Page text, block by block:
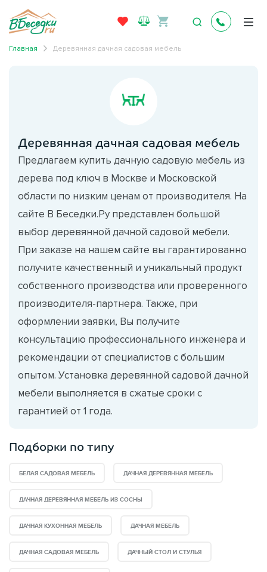
Главная Деревянная дачная садовая мебель
Деревянная дачная садовая мебель
Предлагаем купить дачную садовую мебель из
дерева под ключ в Москве и Московской
области по низким ценам от производителя. На
сайте В Беседки.Ру представлен большой
выбор деревянной дачной садовой мебели.
При заказе на нашем сайте вы гарантированно
получите качественный и уникальный продукт
собственного производства или проверенного
производителя-партнера. Также, при
оформлении заявки, Вы получите
консультацию профессионального инженера и
рекомендации от специалистов с большим
опытом. Установка деревянной садовой дачной
мебели выполняется в сжатые сроки с
гарантией от 1 года.
Подборки по типу
БЕЛАЯ САДОВАЯ МЕБЕЛЬ ДАЧНАЯ ДЕРЕВЯННАЯ МЕБЕЛЬ
ДАЧНАЯ ДЕРЕВЯННАЯ МЕБЕЛЬ ИЗ СОСНЫ
ДАЧНАЯ КУХОННАЯ МЕБЕЛЬ ДАЧНАЯ МЕБЕЛЬ
ДАЧНАЯ САДОВАЯ МЕБЕЛЬ ДАЧНЫЙ СТОЛ И СТУЛЬЯ